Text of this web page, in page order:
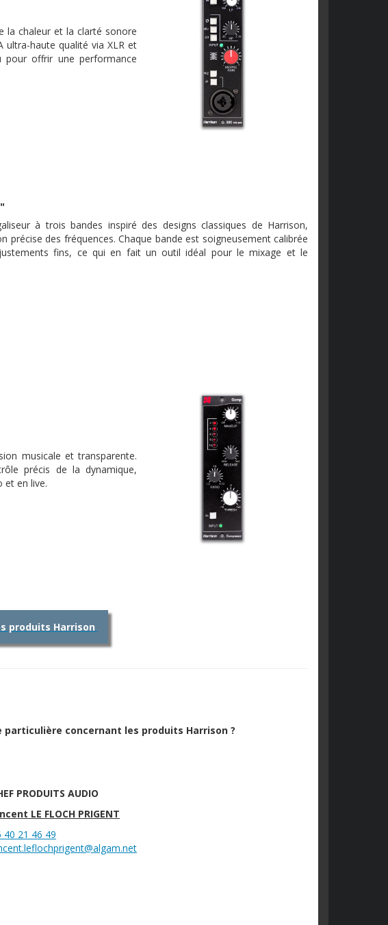
la chaleur et la clarté sonore
ultra-haute qualité via XLR et
offrir une performance
"
à trois bandes inspiré des designs classiques de Harrison,
précise des fréquences. Chaque bande est soigneusement calibrée
fins, ce qui en fait un outil idéal pour le mixage et le
musicale et transparente.
précis de la dynamique,
et en live.
produits Harrison
particulière concernant les produits Harrison ?
PRODUITS AUDIO
LE FLOCH PRIGENT
40 21 46 49